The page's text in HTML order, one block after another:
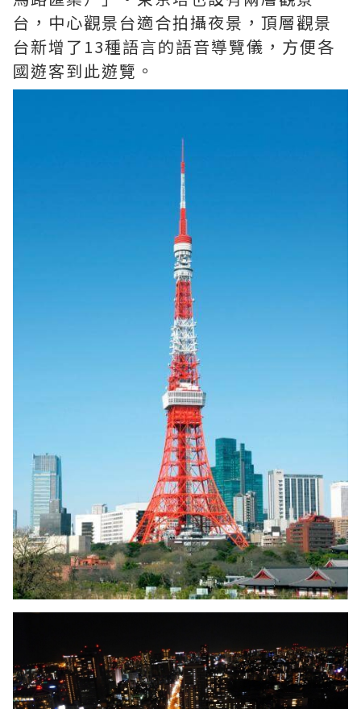
台，中心觀景台適合拍攝夜景，頂層觀景
台新增了13種語言的語音導覽儀，方便各
國遊客到此遊覽。